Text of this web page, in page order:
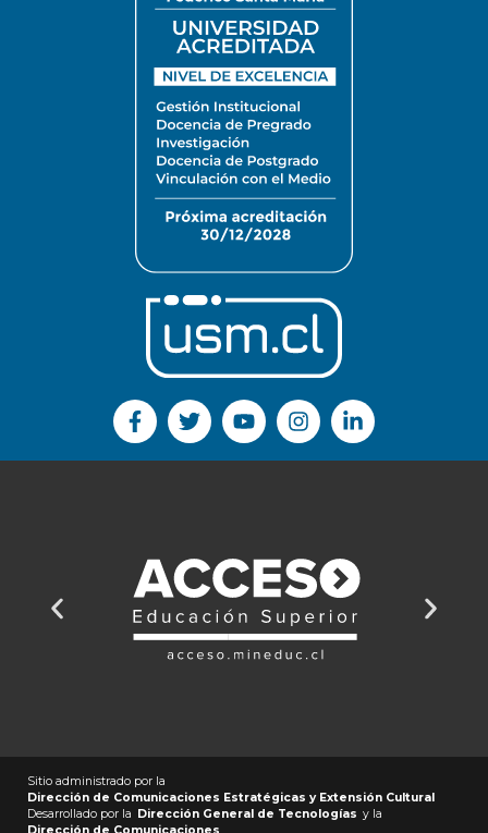
Sitio administrado por la
Dirección de Comunicaciones Estratégicas y Extensión Cultural
Desarrollado por la Dirección General de Tecnologías y la